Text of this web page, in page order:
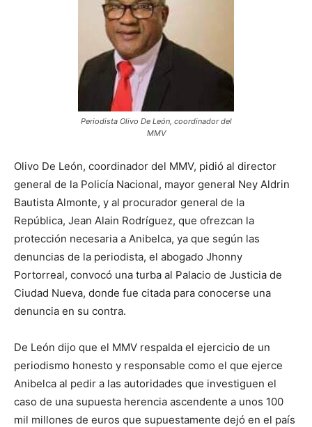
Periodista Olivo De León, coordinador del
MMV
Olivo De León, coordinador del MMV, pidió al director
general de la Policía Nacional, mayor general Ney Aldrin
Bautista Almonte, y al procurador general de la
República, Jean Alain Rodríguez, que ofrezcan la
protección necesaria a Anibelca, ya que según las
denuncias de la periodista, el abogado Jhonny
Portorreal, convocó una turba al Palacio de Justicia de
Ciudad Nueva, donde fue citada para conocerse una
denuncia en su contra.
De León dijo que el MMV respalda el ejercicio de un
periodismo honesto y responsable como el que ejerce
Anibelca al pedir a las autoridades que investiguen el
caso de una supuesta herencia ascendente a unos 100
mil millones de euros que supuestamente dejó en el país